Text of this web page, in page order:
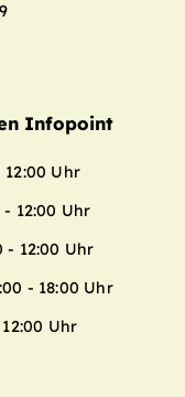
Infopoint
12:00 Uhr
12:00 Uhr
- 12:00 Uhr
- 18:00 Uhr
Uhr